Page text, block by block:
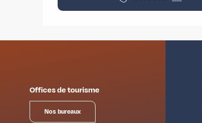
Offices de tourisme
Nos bureaux